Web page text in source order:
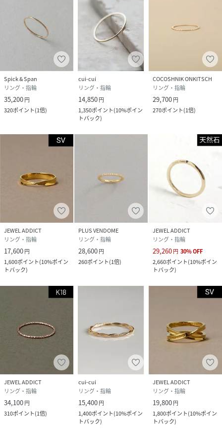
Spick & Span
リング・指輪
35,200円
320ポイント(1倍)
cui-cui
リング・指輪
14,850円
1,350ポイント(10%ポイン
トバック)
COCOSHNIK ONKITSCH
リング・指輪
29,700円
270ポイント(1倍)
JEWEL ADDICT
リング・指輪
17,600円
1,600ポイント(10%ポイン
トバック)
PLUS VENDOME
リング・指輪
28,600円
260ポイント(1倍)
JEWEL ADDICT
リング・指輪
29,260円 30%OFF
2,660ポイント(10%ポイン
トバック)
JEWEL ADDICT
リング・指輪
34,100円
310ポイント(1倍)
cui-cui
リング・指輪
15,400円
1,400ポイント(10%ポイン
トバック)
JEWEL ADDICT
リング・指輪
19,800円
1,800ポイント(10%ポイン
トバック)